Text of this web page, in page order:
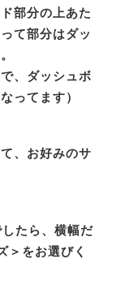
部分の上あた
て部分はダッ
、ダッシュボ
ってます）
、お好みのサ
たら、横幅だ
＞をお選びく